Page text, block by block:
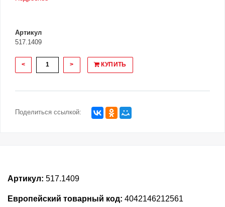
Артикул
517.1409
< > КУПИТЬ
Поделиться ссылкой:
Артикул: 517.1409
Европейский товарный код: 4042146212561